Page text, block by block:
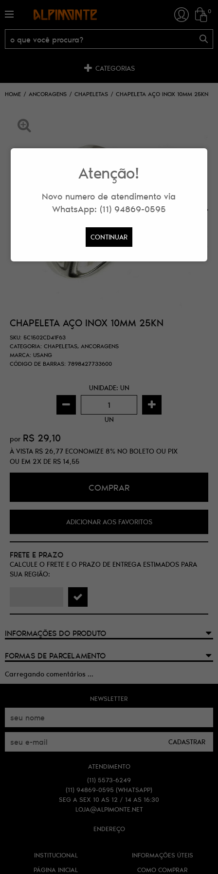
0
CATEGORIAS
HOME ANCORAGENS CHAPELETAS CHAPELETA AÇO INOX 10MM 25KN
CHAPELETA AÇO INOX 10MM 25KN
SKU: 5C1502CD41F63
CATEGORIA: CHAPELETAS, ANCORAGENS
MARCA: USANG
CÓDIGO DE BARRAS: 7898427733600
UNIDADE: UN
UN
por R$ 29,10
À VISTA R$ 26,77 ECONOMIZE 8% NO BOLETO OU PIX
OU EM 2X DE R$ 14,55
COMPRAR
ADICIONAR AOS FAVORITOS
FRETE E PRAZO
CALCULE O FRETE E O PRAZO DE ENTREGA ESTIMADOS PARA
SUA REGIÃO:
INFORMAÇÕES DO PRODUTO
FORMAS DE PARCELAMENTO
Carregando comentários ...
NEWSLETTER
CADASTRAR
ATENDIMENTO
(11) 5573-6249
(11) 94869-0595 (WHATSAPP)
SEG A SEX 10 AS 12 / 14 AS 16:30
LOJA@ALPIMONTE.NET
ENDEREÇO
INSTITUCIONAL
PÁGINA INICIAL
INFORMAÇÕES ÚTEIS
COMO COMPRAR
Atenção!
Novo numero de atendimento via
WhatsApp: (11) 94869-0595
CONTINUAR